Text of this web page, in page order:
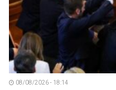
08/08/2026 - 18:14